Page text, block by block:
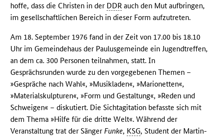
hoffe, dass die Christen in der DDR auch den Mut aufbringen,
im gesellschaftlichen Bereich in dieser Form aufzutreten.
Am 18. September 1976 fand in der Zeit von 17.00 bis 18.10
Uhr im Gemeindehaus der Paulusgemeinde ein Jugendtreffen,
an dem ca. 300 Personen teilnahmen, statt. In
Gesprächsrunden wurde zu den vorgegebenen Themen –
»Gespräche nach Wahl«, »Musikladen«, »Marionetten«,
»Materialskulpturen«, »Form und Gestaltung«, »Reden und
Schweigen« – diskutiert. Die Sichtagitation befasste sich mit
dem Thema »Hilfe für die dritte Welt«. Während der
Veranstaltung trat der Sänger Funke, KSG, Student der Martin-